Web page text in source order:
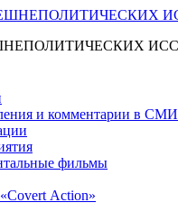
и коммента­рии в СМИ
фильмы
Action»